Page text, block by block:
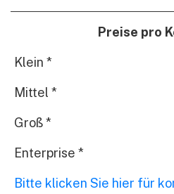
Preise pro
Klein *
Mittel *
Groß *
Enterprise *
Bitte klicken Sie hier für